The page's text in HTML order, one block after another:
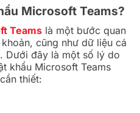
Microsoft Teams?
Teams là một bước quan
cũng như dữ liệu cá
Dưới đây là một số lý do
khẩu Microsoft Teams
thiết: